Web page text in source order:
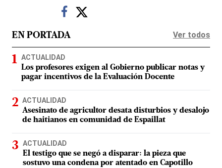
EN PORTADA Ver todos
ACTUALIDAD
Los profesores exigen al Gobierno publicar notas y
pagar incentivos de la Evaluación Docente
ACTUALIDAD
Asesinato de agricultor desata disturbios y desalojo
de haitianos en comunidad de Espaillat
ACTUALIDAD
El testigo que se negó a disparar: la pieza que
sostuvo una condena por atentado en Capotillo